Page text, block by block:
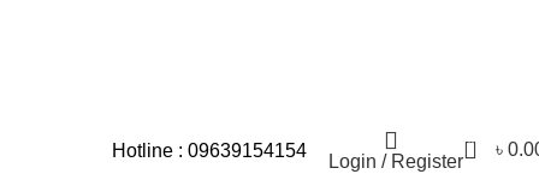
Hotline : 09639154154
Login / Register
0 ৳